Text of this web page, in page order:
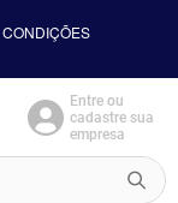
Entre ou
cadastre sua
empresa